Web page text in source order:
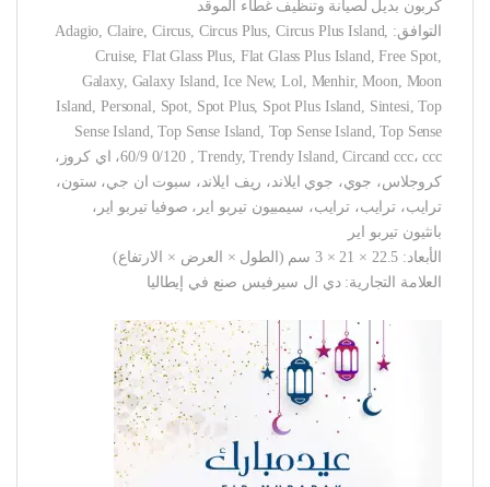
كربون بديل لصيانة وتنظيف غطاء الموقد
التوافق: Adagio, Claire, Circus, Circus Plus, Circus Plus Island,
Cruise, Flat Glass Plus, Flat Glass Plus Island, Free Spot,
Galaxy, Galaxy Island, Ice New, Lol, Menhir, Moon, Moon
Island, Personal, Spot, Spot Plus, Spot Plus Island, Sintesi, Top
Sense Island, Top Sense Island, Top Sense Island, Top Sense
60/9 0/120 , Trendy, Trendy Island, Circand ccc، ccc، اي كروز،
كروجلاس، جوي، جوي ايلاند، ريف ايلاند، سبوت ان جي، ستون،
ترايب، ترايب، ترايب، سيمبيون تيربو اير، صوفيا تيربو اير،
بانثيون تيربو اير
الأبعاد: 22.5 × 21 × 3 سم (الطول × العرض × الارتفاع)
العلامة التجارية: دي ال سيرفيس صنع في إيطاليا